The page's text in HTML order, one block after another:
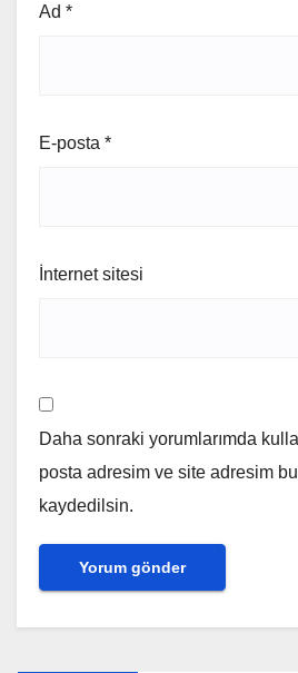
Ad *
E-posta *
İnternet sitesi
Daha sonraki yorumlarımda
posta adresim ve site adresim bu
kaydedilsin.